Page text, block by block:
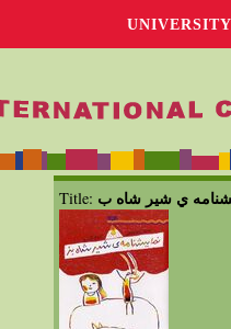
Title: ي شير شاه ب